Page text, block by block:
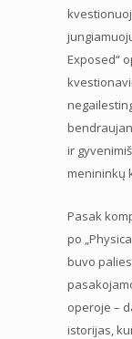
Exposed“
ir
menininkų
Pasak
po
buvo
operoje –
istorijas,